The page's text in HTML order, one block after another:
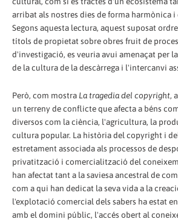
arribat als nostres dies de forma harmònica
Segons aquesta lectura, aquest suposat
títols de propietat sobre obres fruit de
d'investigació, es veuria avui amenaçat per
de la cultura de la descàrrega i l'intercanvi
Però, com mostra La tragedia del copyright,
un terreny de conflicte que afecta a béns
diversos com la ciència, l'agricultura, la
cultura popular. La història del copyright i
estretament associada als processos de
privatització i comercialització del
han afectat tant a la saviesa ancestral de
com a qui han dedicat la seva vida a la
l'explotació comercial dels sabers ha estat
amb el domini públic, l'accés obert al